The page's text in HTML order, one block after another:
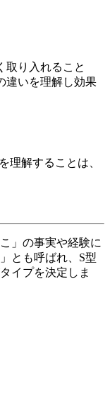
取り入れること
違いを理解し効果
理解することは、
」の事実や経験に
とも呼ばれ、S型
イプを決定しま